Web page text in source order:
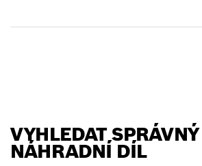
VYHLEDAT SPRÁVNÝ
NÁHRADNÍ DÍL